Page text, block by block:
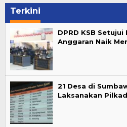
Terkini
DPRD KSB
Anggaran Naik
21 Desa di
Laksanakan